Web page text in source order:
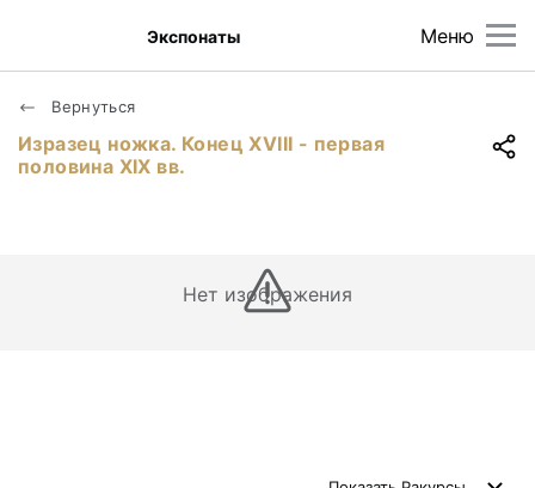
Меню
Экспонаты
Вернуться
Изразец ножка. Конец XVIII - первая
половина XIX вв.
Нет изображения